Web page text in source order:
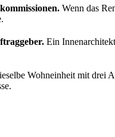
Wenn das
Ein
Wohneinheit mit drei